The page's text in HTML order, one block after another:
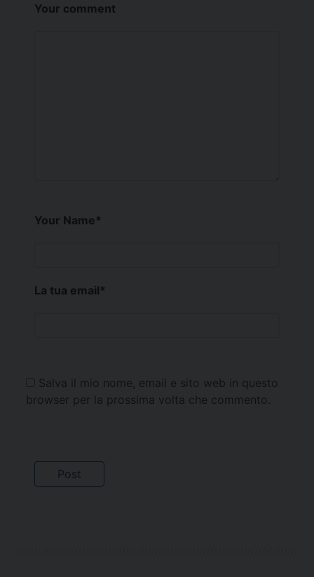
Your comment
Your Name*
La tua email*
Salva il mio nome, email e sito web in questo
browser per la prossima volta che commento.